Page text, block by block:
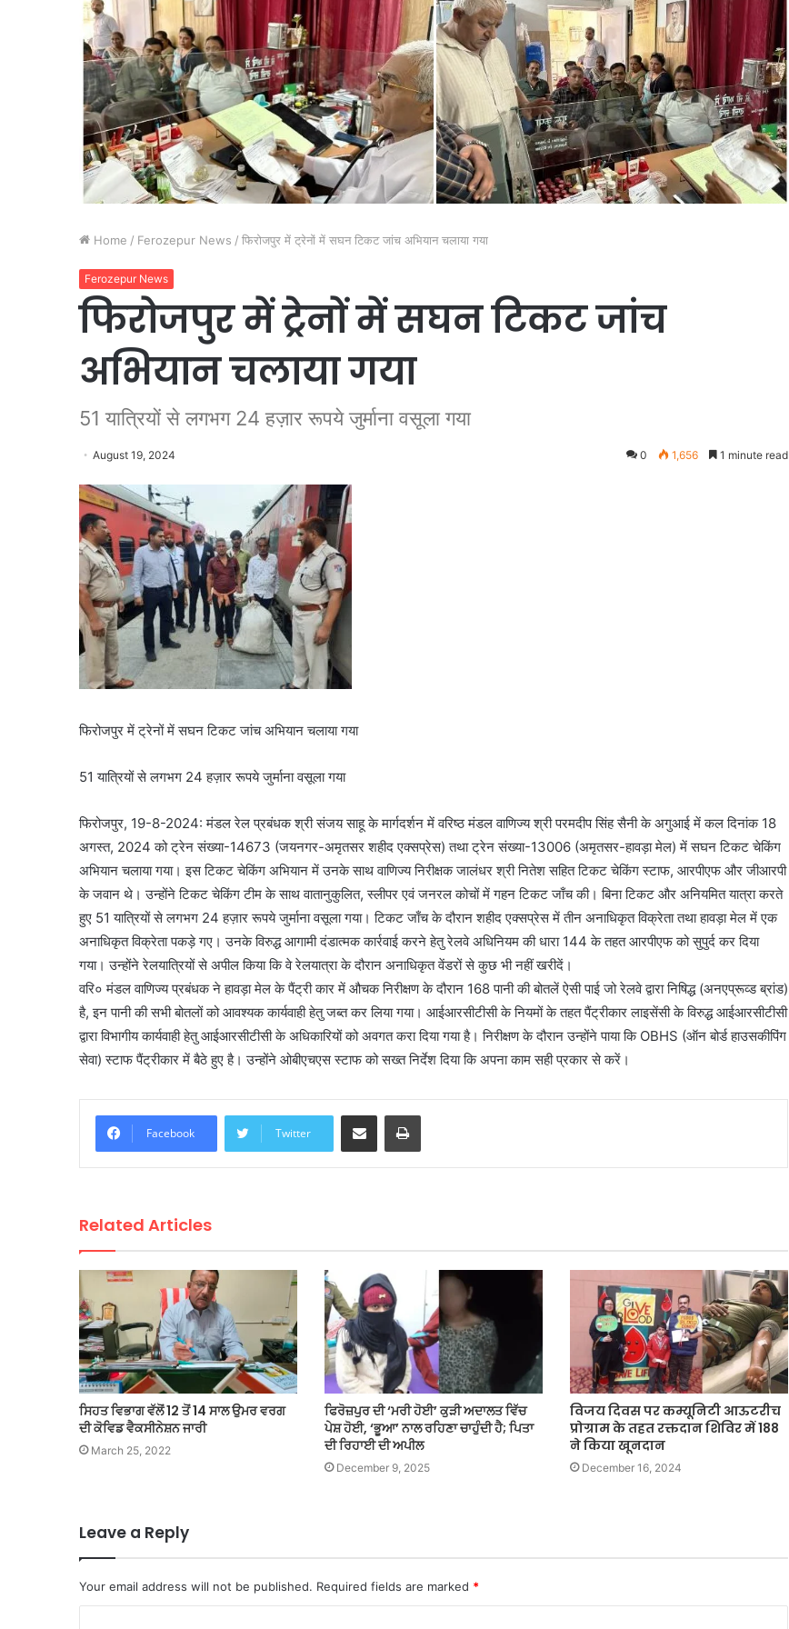
Home / Ferozepur News / फिरोजपुर में ट्रेनों में सघन टिकट जांच अभियान चलाया गया
Ferozepur News
फिरोजपुर में ट्रेनों में सघन टिकट जांच
अभियान चलाया गया
51 यात्रियों से लगभग 24 हज़ार रूपये जुर्माना वसूला गया
August 19, 2024 0 1,656 1 minute read
फिरोजपुर में ट्रेनों में सघन टिकट जांच अभियान चलाया गया
51 यात्रियों से लगभग 24 हज़ार रूपये जुर्माना वसूला गया
फिरोजपुर, 19-8-2024: मंडल रेल प्रबंधक श्री संजय साहू के मार्गदर्शन में वरिष्ठ मंडल वाणिज्य श्री परमदीप सिंह सैनी के अगुआई में कल दिनांक 18
अगस्त, 2024 को ट्रेन संख्या-14673 (जयनगर-अमृतसर शहीद एक्सप्रेस) तथा ट्रेन संख्या-13006 (अमृतसर-हावड़ा मेल) में सघन टिकट चेकिंग
अभियान चलाया गया। इस टिकट चेकिंग अभियान में उनके साथ वाणिज्य निरीक्षक जालंधर श्री नितेश सहित टिकट चेकिंग स्टाफ, आरपीएफ और जीआरपी
के जवान थे। उन्होंने टिकट चेकिंग टीम के साथ वातानुकुलित, स्लीपर एवं जनरल कोचों में गहन टिकट जाँच की। बिना टिकट और अनियमित यात्रा करते
हुए 51 यात्रियों से लगभग 24 हज़ार रूपये जुर्माना वसूला गया। टिकट जाँच के दौरान शहीद एक्सप्रेस में तीन अनाधिकृत विक्रेता तथा हावड़ा मेल में एक
अनाधिकृत विक्रेता पकड़े गए। उनके विरुद्ध आगामी दंडात्मक कार्रवाई करने हेतु रेलवे अधिनियम की धारा 144 के तहत आरपीएफ को सुपुर्द कर दिया
गया। उन्होंने रेलयात्रियों से अपील किया कि वे रेलयात्रा के दौरान अनाधिकृत वेंडरों से कुछ भी नहीं खरीदें।
वरि० मंडल वाणिज्य प्रबंधक ने हावड़ा मेल के पैंट्री कार में औचक निरीक्षण के दौरान 168 पानी की बोतलें ऐसी पाई जो रेलवे द्वारा निषिद्ध (अनएप्रूव्ड ब्रांड)
है, इन पानी की सभी बोतलों को आवश्यक कार्यवाही हेतु जब्त कर लिया गया। आईआरसीटीसी के नियमों के तहत पैंट्रीकार लाइसेंसी के विरुद्ध आईआरसीटीसी
द्वारा विभागीय कार्यवाही हेतु आईआरसीटीसी के अधिकारियों को अवगत करा दिया गया है। निरीक्षण के दौरान उन्होंने पाया कि OBHS (ऑन बोर्ड हाउसकीपिंग
सेवा) स्टाफ पैंट्रीकार में बैठे हुए है। उन्होंने ओबीएचएस स्टाफ को सख्त निर्देश दिया कि अपना काम सही प्रकार से करें।
Facebook Twitter
Share via Email Print
Related Articles
ਸਿਹਤ ਵਿਭਾਗ ਵੱਲੋਂ 12 ਤੋਂ 14 ਸਾਲ ਉਮਰ ਵਰਗ
ਦੀ ਕੋਵਿਡ ਵੈਕਸੀਨੇਸ਼ਨ ਜਾਰੀ
March 25, 2022
ਫਿਰੋਜ਼ਪੁਰ ਦੀ ‘ਮਰੀ ਹੋਈ’ ਕੁੜੀ ਅਦਾਲਤ ਵਿੱਚ
ਪੇਸ਼ ਹੋਈ, ‘ਭੂਆ’ ਨਾਲ ਰਹਿਣਾ ਚਾਹੁੰਦੀ ਹੈ; ਪਿਤਾ
ਦੀ ਰਿਹਾਈ ਦੀ ਅਪੀਲ
December 9, 2025
विजय दिवस पर कम्यूनिटी आऊटरीच
प्रोग्राम के तहत रक्तदान शिविर में 188
ने किया खूनदान
December 16, 2024
Leave a Reply
Your email address will not be published. Required fields are marked *